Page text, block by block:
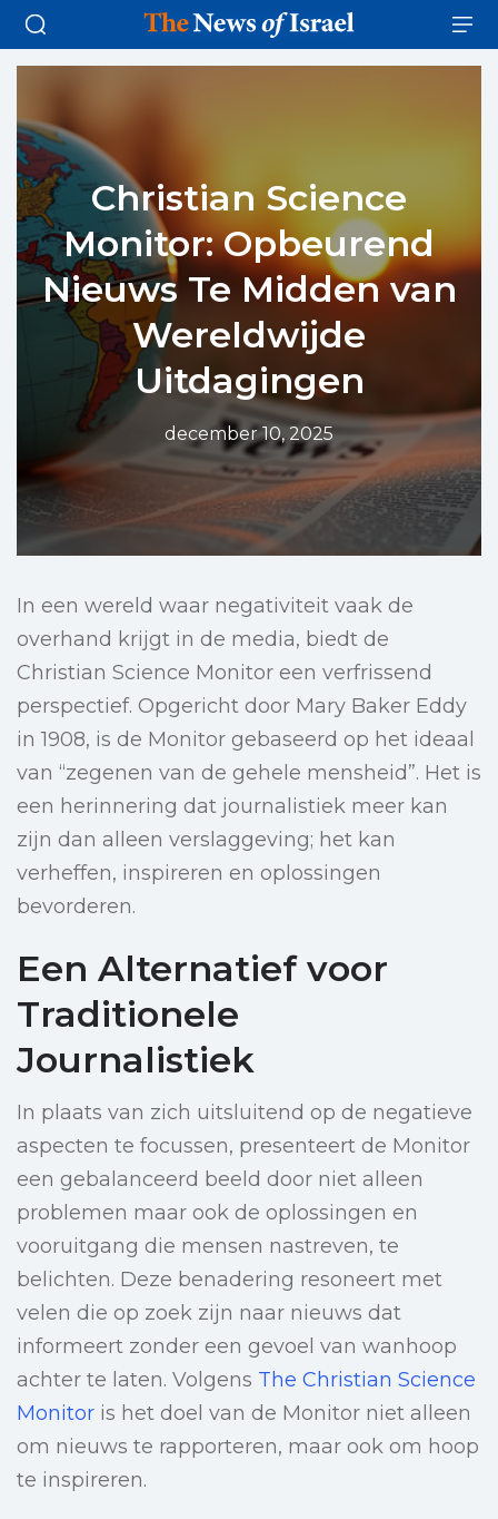
Christian Science
Monitor: Opbeurend
Nieuws Te Midden van
Wereldwijde
Uitdagingen
december 10, 2025
In een wereld waar negativiteit vaak de
overhand krijgt in de media, biedt de
Christian Science Monitor een verfrissend
perspectief. Opgericht door Mary Baker Eddy
in 1908, is de Monitor gebaseerd op het ideaal
van “zegenen van de gehele mensheid”. Het is
een herinnering dat journalistiek meer kan
zijn dan alleen verslaggeving; het kan
verheffen, inspireren en oplossingen
bevorderen.
Een Alternatief voor
Traditionele
Journalistiek
In plaats van zich uitsluitend op de negatieve
aspecten te focussen, presenteert de Monitor
een gebalanceerd beeld door niet alleen
problemen maar ook de oplossingen en
vooruitgang die mensen nastreven, te
belichten. Deze benadering resoneert met
velen die op zoek zijn naar nieuws dat
informeert zonder een gevoel van wanhoop
achter te laten. Volgens The Christian Science
Monitor is het doel van de Monitor niet alleen
om nieuws te rapporteren, maar ook om hoop
te inspireren.